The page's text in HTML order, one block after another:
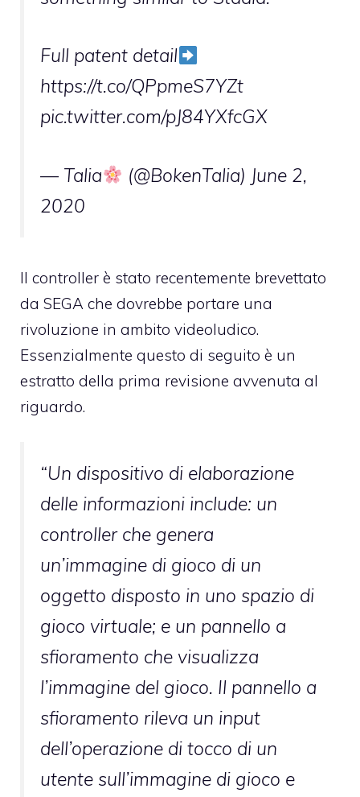
Full patent detail
https://t.co/QPpmeS7YZt
pic.twitter.com/pJ84YXfcGX
— Talia (@BokenTalia) June 2,
2020
Il controller è stato recentemente brevettato
da SEGA che dovrebbe portare una
rivoluzione in ambito videoludico.
Essenzialmente questo di seguito è un
estratto della prima revisione avvenuta al
riguardo.
“Un dispositivo di elaborazione
delle informazioni include: un
controller che genera
un’immagine di gioco di un
oggetto disposto in uno spazio di
gioco virtuale; e un pannello a
sfioramento che visualizza
l’immagine del gioco. Il pannello a
sfioramento rileva un input
dell’operazione di tocco di un
utente sull’immagine di gioco e